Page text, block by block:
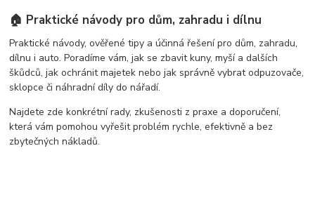
kemo m176
kemo m100n
plašič kun do auta
jak na prasata
odpuzovač divočáků
🏠 Praktické návody pro dům, zahradu i dílnu
Praktické návody, ověřené tipy a účinná řešení pro dům, zahradu,
dílnu i auto. Poradíme vám, jak se zbavit kuny, myší a dalších
škůdců, jak ochránit majetek nebo jak správně vybrat odpuzovače,
sklopce či náhradní díly do nářadí.
Najdete zde konkrétní rady, zkušenosti z praxe a doporučení,
která vám pomohou vyřešit problém rychle, efektivně a bez
zbytečných nákladů.